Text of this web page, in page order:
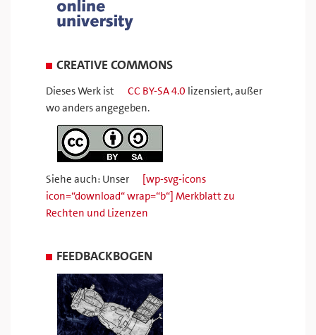
CREATIVE COMMONS
Dieses Werk ist CC BY-SA 4.0 lizensiert, außer
wo anders angegeben.
Siehe auch: Unser
[wp-svg-icons
icon=“download“ wrap=“b“] Merkblatt zu
Rechten und Lizenzen
FEEDBACKBOGEN